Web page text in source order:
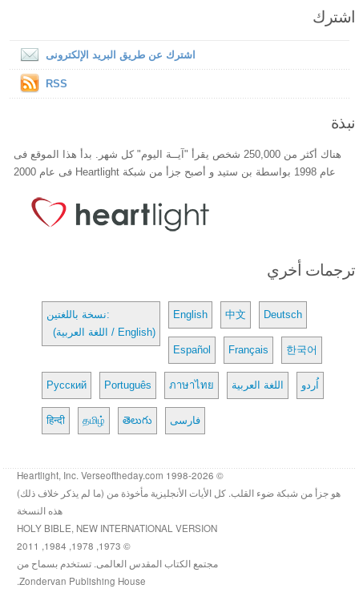
اشترك
اشترك عن طريق البريد الإلكترونى
RSS
نبذة
هناك أكثر من 250,000 شخص يقرأ "آيــة اليوم" كل شهر. بدأ هذا الموقع فى
عام 1998 بواسطة بن ستيد و أصبح جزأ من شبكة Heartlight فى عام 2000
ترجمات أخري
نسخة باللغتين:
(اللغة العربية / English)
English 中文 Deutsch
Español Français 한국어
Русский Português ภาษาไทย اللغة العربية اُردو
हिन्दी தமிழ் తెలుగు فارسی
© 1998-2026 Heartlight, Inc. Verseoftheday.com
هو جزأ من شبكة ضوء القلب. كل الأيات الأنجليزية مأخوذة من (ما لم يذكر خلاف ذلك)
هذه النسخة
HOLY BIBLE, NEW INTERNATIONAL VERSION
© 1973, 1978, 1984, 2011
مجتمع الكتاب المقدس العالمى. تستخدم بسماح من
Zondervan Publishing House.